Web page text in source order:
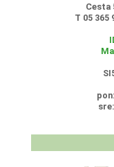
Cesta
T 05 365